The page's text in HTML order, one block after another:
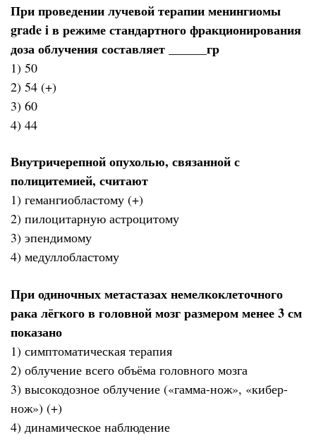
При проведении лучевой терапии менингиомы
grade i в режиме стандартного фракционирования
доза облучения составляет ______гр
1) 50
2) 54 (+)
3) 60
4) 44
Внутричерепной опухолью, связанной с
полицитемией, считают
1) гемангиобластому (+)
2) пилоцитарную астроцитому
3) эпендимому
4) медуллобластому
При одиночных метастазах немелкоклеточного
рака лёгкого в головной мозг размером менее 3 см
показано
1) симптоматическая терапия
2) облучение всего объёма головного мозга
3) высокодозное облучение («гамма-нож», «кибер-
нож») (+)
4) динамическое наблюдение